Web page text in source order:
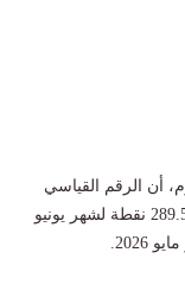
أن الرقم القياسي
العام لأسعار المستهلكين لإجمالي الجمهورية بلغ 289.5 نقطة لشهر يونيو